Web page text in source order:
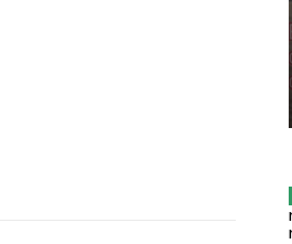
DIGITAL
12
Acesso ao conteúdo
Acesso aos conteúdos